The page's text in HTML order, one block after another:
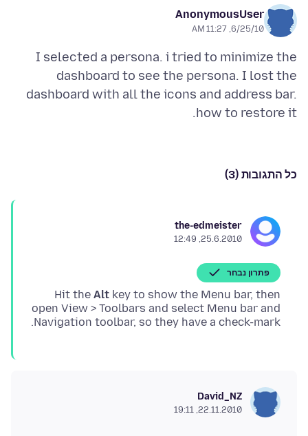
AnonymousUser
6/25/10, 11:27 AM
I selected a persona. i tried to minimize the
dashboard to see the persona. I lost the
dashboard with all the icons and address bar.
how to restore it.
כל התגובות (3)
the-edmeister
25.6.2010, 12:49
פתרון נבחר
Hit the Alt key to show the Menu bar, then
open View > Toolbars and select Menu bar and
Navigation toolbar, so they have a check-mark.
David_NZ
22.11.2010, 19:11